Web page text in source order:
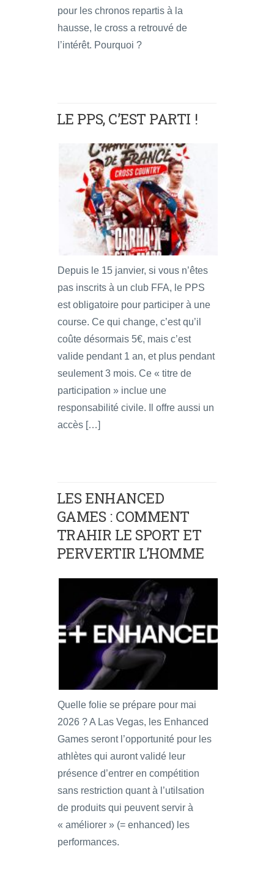
pour les chronos repartis à la
hausse, le cross a retrouvé de
l’intérêt. Pourquoi ?
LE PPS, C’EST PARTI !
Depuis le 15 janvier, si vous n’êtes
pas inscrits à un club FFA, le PPS
est obligatoire pour participer à une
course. Ce qui change, c’est qu’il
coûte désormais 5€, mais c’est
valide pendant 1 an, et plus pendant
seulement 3 mois. Ce « titre de
participation » inclue une
responsabilité civile. Il offre aussi un
accès […]
LES ENHANCED
GAMES : COMMENT
TRAHIR LE SPORT ET
PERVERTIR L’HOMME
Quelle folie se prépare pour mai
2026 ? A Las Vegas, les Enhanced
Games seront l’opportunité pour les
athlètes qui auront validé leur
présence d’entrer en compétition
sans restriction quant à l’utilsation
de produits qui peuvent servir à
« améliorer » (= enhanced) les
performances.